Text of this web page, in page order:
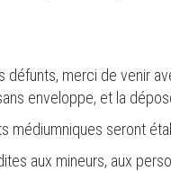
défunts, merci de venir
enveloppe, et la
médiumniques seront
aux mineurs, aux